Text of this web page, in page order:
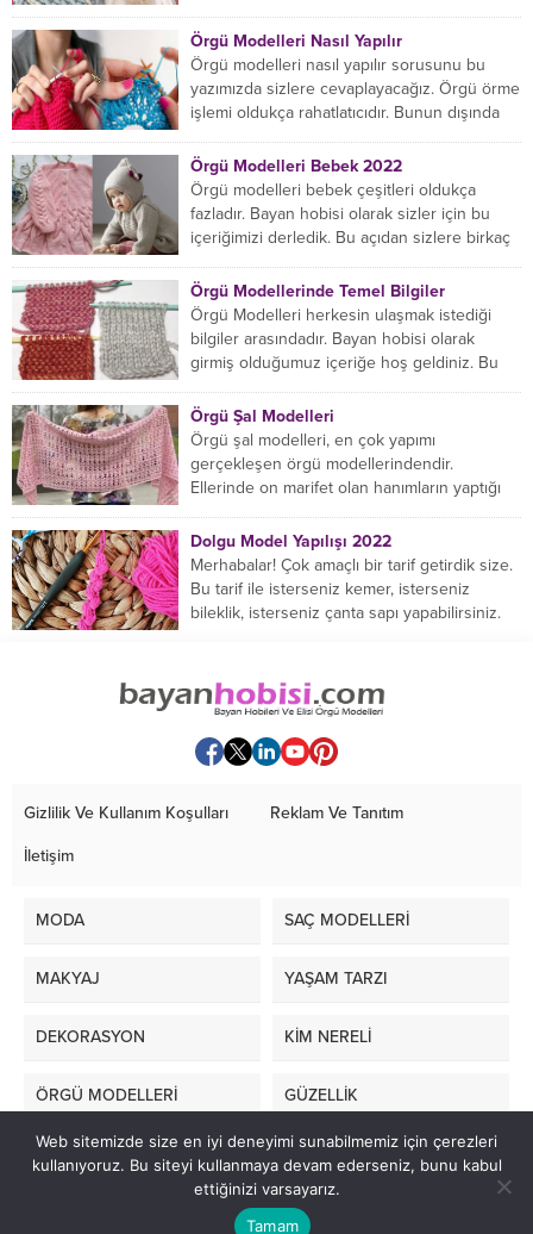
Örgü Modelleri Nasıl Yapılır
Örgü modelleri nasıl yapılır sorusunu bu
yazımızda sizlere cevaplayacağız. Örgü örme
işlemi oldukça rahatlatıcıdır. Bunun dışında
Örgü Modelleri Bebek 2022
Örgü modelleri bebek çeşitleri oldukça
fazladır. Bayan hobisi olarak sizler için bu
içeriğimizi derledik. Bu açıdan sizlere birkaç
Örgü Modellerinde Temel Bilgiler
Örgü Modelleri herkesin ulaşmak istediği
bilgiler arasındadır. Bayan hobisi olarak
girmiş olduğumuz içeriğe hoş geldiniz. Bu
Örgü Şal Modelleri
Örgü şal modelleri, en çok yapımı
gerçekleşen örgü modellerindendir.
Ellerinde on marifet olan hanımların yaptığı
Dolgu Model Yapılışı 2022
Merhabalar! Çok amaçlı bir tarif getirdik size.
Bu tarif ile isterseniz kemer, isterseniz
bileklik, isterseniz çanta sapı yapabilirsiniz.
Gizlilik Ve Kullanım Koşulları Reklam Ve Tanıtım
İletişim
MODA SAÇ MODELLERİ
MAKYAJ YAŞAM TARZI
DEKORASYON KİM NERELİ
ÖRGÜ MODELLERİ GÜZELLİK
LİFE STYLE
masa sandalye kiralama
Web sitemizde size en iyi deneyimi sunabilmemiz için çerezleri
kullanıyoruz. Bu siteyi kullanmaya devam ederseniz, bunu kabul
ettiğinizi varsayarız.
Tamam